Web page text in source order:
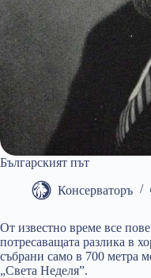
Българският път
Консерваторъ
От известно време все
потресаващата разлика в
събрани само в 700 метра
„Света Неделя”.